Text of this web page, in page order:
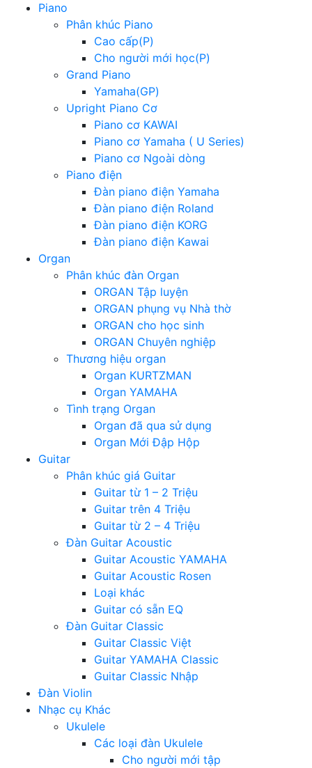
Piano
Phân khúc Piano
Cao cấp(P)
Cho người mới học(P)
Grand Piano
Yamaha(GP)
Upright Piano Cơ
Piano cơ KAWAI
Piano cơ Yamaha ( U Series)
Piano cơ Ngoài dòng
Piano điện
Đàn piano điện Yamaha
Đàn piano điện Roland
Đàn piano điện KORG
Đàn piano điện Kawai
Organ
Phân khúc đàn Organ
ORGAN Tập luyện
ORGAN phụng vụ Nhà thờ
ORGAN cho học sinh
ORGAN Chuyên nghiệp
Thương hiệu organ
Organ KURTZMAN
Organ YAMAHA
Tình trạng Organ
Organ đã qua sử dụng
Organ Mới Đập Hộp
Guitar
Phân khúc giá Guitar
Guitar từ 1 – 2 Triệu
Guitar trên 4 Triệu
Guitar từ 2 – 4 Triệu
Đàn Guitar Acoustic
Guitar Acoustic YAMAHA
Guitar Acoustic Rosen
Loại khác
Guitar có sẵn EQ
Đàn Guitar Classic
Guitar Classic Việt
Guitar YAMAHA Classic
Guitar Classic Nhập
Đàn Violin
Nhạc cụ Khác
Ukulele
Các loại đàn Ukulele
Cho người mới tập